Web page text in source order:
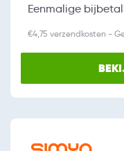
Eenmalige
€4,75 verzendkosten -